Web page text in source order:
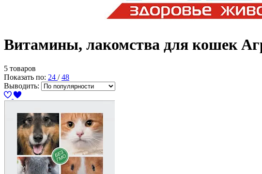
Витамины, лакомства для кошек
5 товаров
Показать по: 24 /48
Выводить: